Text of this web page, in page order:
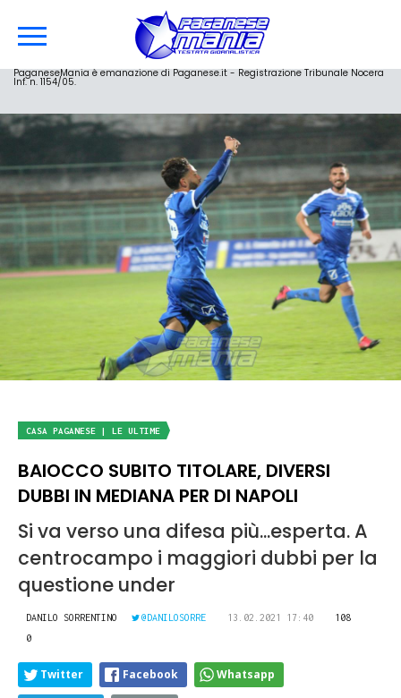
PaganeseMania è emanazione di Paganese.it - Registrazione Tribunale Nocera
Inf. n. 1154/05.
CASA PAGANESE | LE ULTIME
BAIOCCO SUBITO TITOLARE, DIVERSI
DUBBI IN MEDIANA PER DI NAPOLI
Si va verso una difesa più...esperta. A
centrocampo i maggiori dubbi per la
questione under
DANILO SORRENTINO @DANILOSORRE 13.02.2021 17:40
108
0
Twitter Facebook Whatsapp